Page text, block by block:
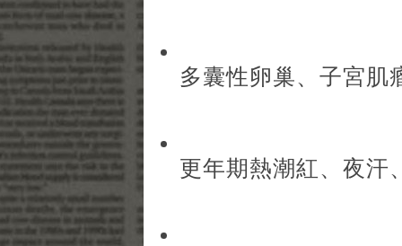
多囊性卵巢、子宮肌
更年期熱潮紅、夜汗